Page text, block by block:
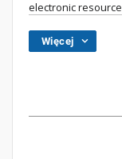
electronic resource
Więcej